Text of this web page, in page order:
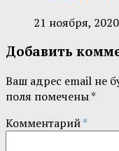
21 ноября, 2020
Добавить
Ваш адрес email не
поля помечены*
Комментарий*